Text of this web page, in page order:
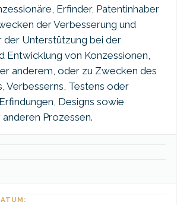
Erfinder, Patentinhaber
der Verbesserung und
der Unterstützung bei der
Entwicklung von Konzessionen,
anderem, oder zu Zwecken des
Verbesserns, Testens oder
Designs sowie
Prozessen.